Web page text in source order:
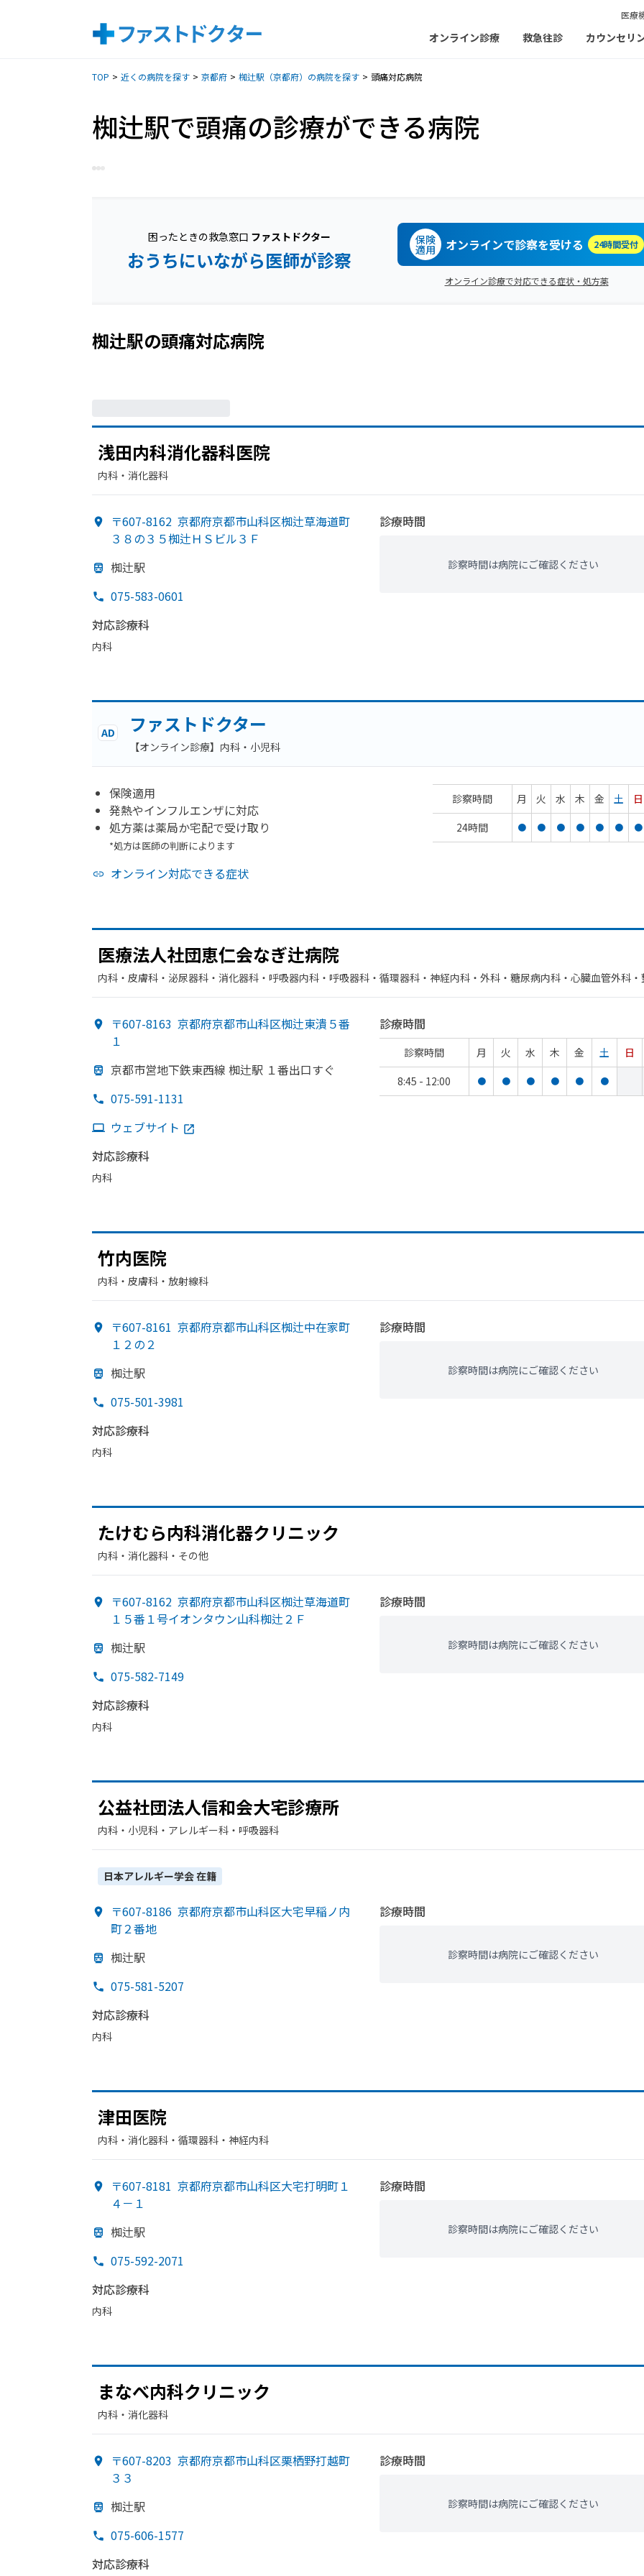
医療
オンライン診療 救急往診 カウンセリ
TOP 近くの病院を探す 京都府 椥辻駅（京都府）の病院を探す 頭痛対応病院
椥辻駅で頭痛の診療ができる病院
困ったときの救急窓口 ファストドクター
おうちにいながら医師が診察
保険
適用 オンラインで診察を受ける 24時間受付
オンライン診療で対応できる症状・処方薬
椥辻駅の頭痛対応病院
浅田内科消化器科医院
内科・​消化器科
〒607-8162 京都府京都市山科区椥辻草海道町
３８の３５椥辻ＨＳビル３Ｆ
椥辻駅
075-583-0601
対応診療科
内科
診療時間
診察時間は病院にご確認ください
AD ファストドクター
【オンライン診療】内科・小児科
保険適用
発熱やインフルエンザに対応
処方薬は薬局か宅配で受け取り
*処方は医師の判断によります
オンライン対応できる症状
診察時間 月 火 水 木 金 土
日
24時間
● ● ● ● ● ● ●
医療法人社団恵仁会なぎ辻病院
内科・​皮膚科・​泌尿器科・​消化器科・​呼吸器内科・​呼吸器科・​循環器科・​神経内科・​外科・​糖尿病内科・​心臓血管外科・​
〒607-8163 京都府京都市山科区椥辻東潰５番
１
京都市営地下鉄東西線 椥辻駅 １番出口すぐ
075-591-1131
ウェブサイト
対応診療科
内科
診療時間
診察時間 月 火 水 木 金 土
日
8:45 - 12:00
● ● ● ● ● ●
竹内医院
内科・​皮膚科・​放射線科
〒607-8161 京都府京都市山科区椥辻中在家町
１２の２
椥辻駅
075-501-3981
対応診療科
内科
診療時間
診察時間は病院にご確認ください
たけむら内科消化器クリニック
内科・​消化器科・​その他
〒607-8162 京都府京都市山科区椥辻草海道町
１５番１号イオンタウン山科椥辻２Ｆ
椥辻駅
075-582-7149
対応診療科
内科
診療時間
診察時間は病院にご確認ください
公益社団法人信和会大宅診療所
内科・​小児科・​アレルギー科・​呼吸器科
日本アレルギー学会在籍
〒607-8186 京都府京都市山科区大宅早稲ノ内
町２番地
椥辻駅
075-581-5207
対応診療科
内科
診療時間
診察時間は病院にご確認ください
津田医院
内科・​消化器科・​循環器科・​神経内科
〒607-8181 京都府京都市山科区大宅打明町１
４－１
椥辻駅
075-592-2071
対応診療科
内科
診療時間
診察時間は病院にご確認ください
まなべ内科クリニック
内科・​消化器科
〒607-8203 京都府京都市山科区栗栖野打越町
３３
椥辻駅
075-606-1577
対応診療科
診療時間
診察時間は病院にご確認ください